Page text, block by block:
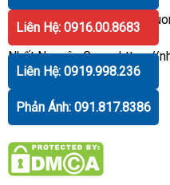
Gương dán tườnghttps://
Nhất Nguyên Grouphttps://
bị vệ sinh
Hotline:091.817.8386
Liên Hệ: 0916.00.8683
Liên Hệ: 0919.998.236
Phản Ánh: 091.817.8386